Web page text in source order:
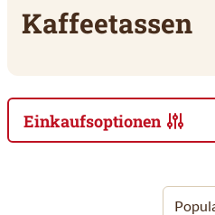
Kaffeetassen
Einkaufsoptionen